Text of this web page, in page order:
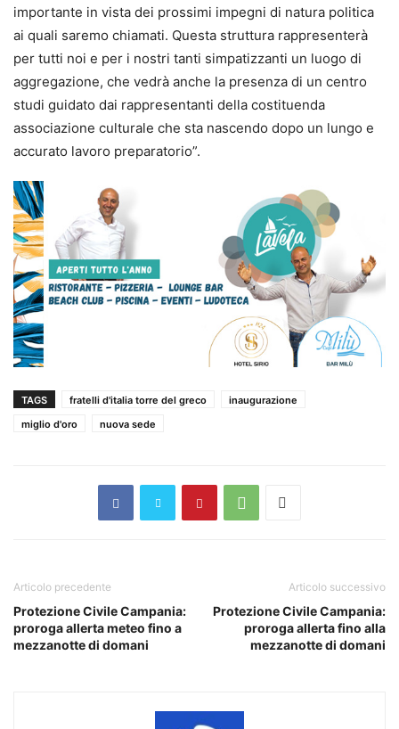
importante in vista dei prossimi impegni di natura politica
ai quali saremo chiamati. Questa struttura rappresenterà
per tutti noi e per i nostri tanti simpatizzanti un luogo di
aggregazione, che vedrà anche la presenza di un centro
studi guidato dai rappresentanti della costituenda
associazione culturale che sta nascendo dopo un lungo e
accurato lavoro preparatorio”.
TAGS fratelli d'italia torre del greco
inaugurazione
miglio d'oro
nuova sede
Articolo precedente
Protezione Civile Campania:
proroga allerta meteo fino a
mezzanotte di domani
Articolo successivo
Protezione Civile Campania:
proroga allerta fino alla
mezzanotte di domani